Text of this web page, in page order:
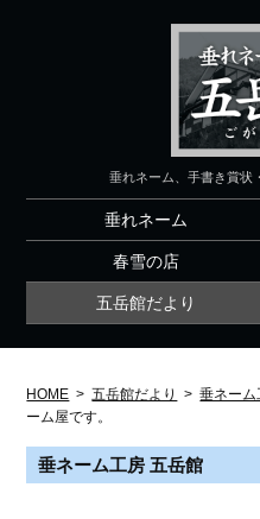
垂れネーム、手書き賞状
垂れネーム
春雪の店
五岳館だより
HOME >五岳館だより >垂ネー
ーム屋です。
垂ネーム工房 五岳館